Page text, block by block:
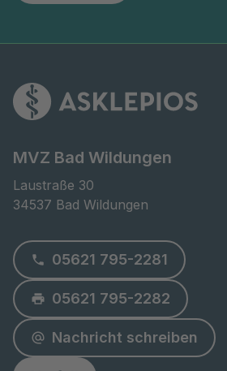
MVZ Bad Wildungen
Laustraße 30
34537 Bad Wildungen
05621 795-2281
05621 795-2282
Nachricht schreiben